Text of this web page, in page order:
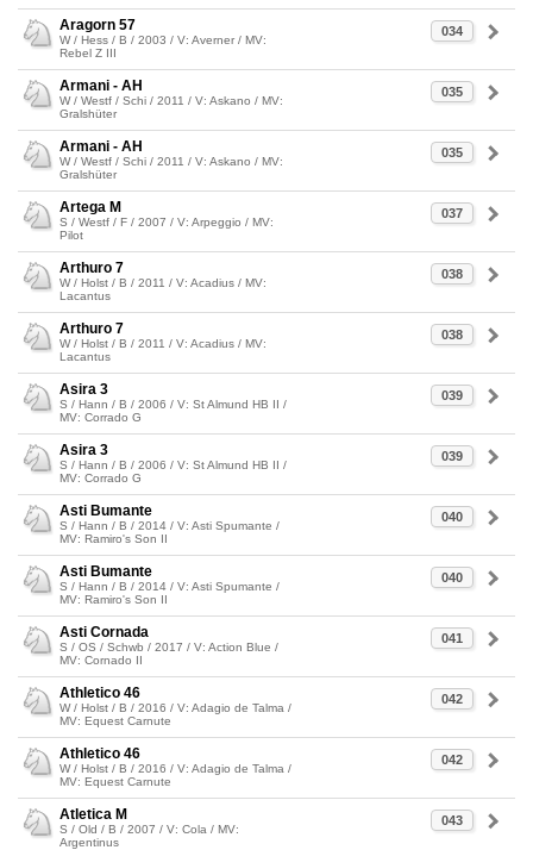
034
Aragorn 57
W / Hess / B / 2003 / V: Averner / MV:
Rebel Z III
035
Armani - AH
W / Westf / Schi / 2011 / V: Askano / MV:
Gralshüter
035
Armani - AH
W / Westf / Schi / 2011 / V: Askano / MV:
Gralshüter
037
Artega M
S / Westf / F / 2007 / V: Arpeggio / MV:
Pilot
038
Arthuro 7
W / Holst / B / 2011 / V: Acadius / MV:
Lacantus
038
Arthuro 7
W / Holst / B / 2011 / V: Acadius / MV:
Lacantus
039
Asira 3
S / Hann / B / 2006 / V: St Almund HB II /
MV: Corrado G
039
Asira 3
S / Hann / B / 2006 / V: St Almund HB II /
MV: Corrado G
040
Asti Bumante
S / Hann / B / 2014 / V: Asti Spumante /
MV: Ramiro's Son II
040
Asti Bumante
S / Hann / B / 2014 / V: Asti Spumante /
MV: Ramiro's Son II
041
Asti Cornada
S / OS / Schwb / 2017 / V: Action Blue /
MV: Cornado II
042
Athletico 46
W / Holst / B / 2016 / V: Adagio de Talma /
MV: Equest Carnute
042
Athletico 46
W / Holst / B / 2016 / V: Adagio de Talma /
MV: Equest Carnute
043
Atletica M
S / Old / B / 2007 / V: Cola / MV:
Argentinus